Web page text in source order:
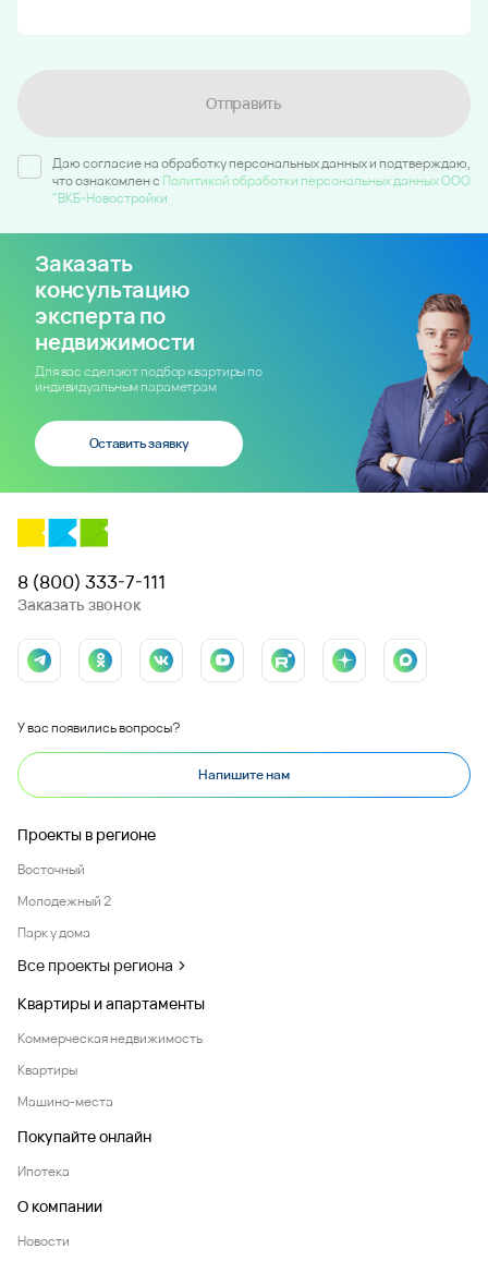
Отправить
Даю согласие на обработку персональных данных и подтверждаю,
что ознакомлен c Политикой обработки персональных данных ООО
"ВКБ-Новостройки
Заказать
консультацию
эксперта по
недвижимости
Для вас сделают подбор квартиры по
индивидуальным параметрам
Оставить заявку
8 (800) 333-7-111
Заказать звонок
У вас появились вопросы?
Напишите нам
Проекты в регионе
Восточный
Молодежный 2
Парк у дома
Все проекты региона
Квартиры и апартаменты
Коммерческая недвижимость
Квартиры
Машино-места
Покупайте онлайн
Ипотека
О компании
Новости